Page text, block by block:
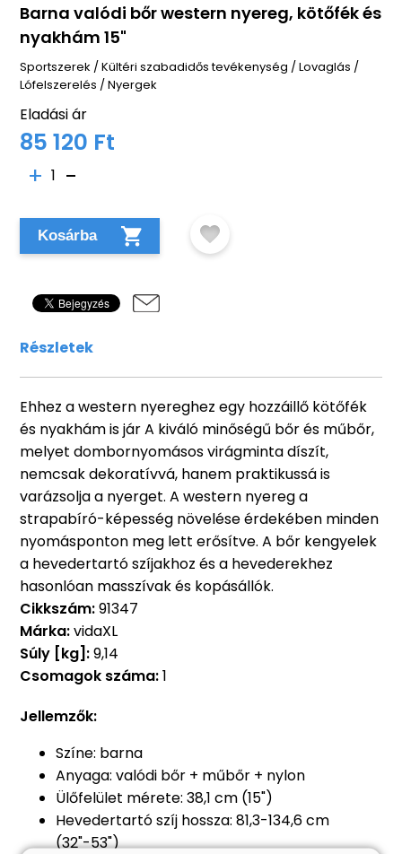
Barna valódi bőr western nyereg, kötőfék és
nyakhám 15"
Sportszerek /Kültéri szabadidős tevékenység /Lovaglás /
Lófelszerelés /Nyergek
Eladási ár
85 120 Ft
1
Kosárba
Részletek
Ehhez a western nyereghez egy hozzáillő kötőfék
és nyakhám is jár A kiváló minőségű bőr és műbőr,
melyet dombornyomásos virágminta díszít,
nemcsak dekoratívvá, hanem praktikussá is
varázsolja a nyerget. A western nyereg a
strapabíró-képesség növelése érdekében minden
nyomásponton meg lett erősítve. A bőr kengyelek
a hevedertartó szíjakhoz és a hevederekhez
hasonlóan masszívak és kopásállók.
Cikkszám:91347
Márka:vidaXL
Súly [kg]:9,14
Csomagok száma:1
Jellemzők:
Színe: barna
Anyaga: valódi bőr + műbőr + nylon
Ülőfelület mérete: 38,1 cm (15")
Hevedertartó szíj hossza: 81,3-134,6 cm
(32"-53")